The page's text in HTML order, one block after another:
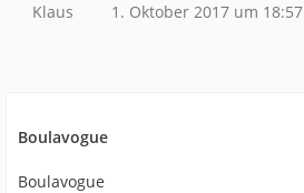
Klaus 1. Oktober 2017 um 18:57
Boulavogue
Boulavogue